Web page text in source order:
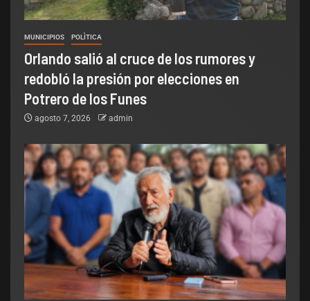
MUNICIPIOS POLÌTICA
Orlando salió al cruce de los rumores y
redobló la presión por elecciones en
Potrero de los Funes
agosto 7, 2026 admin